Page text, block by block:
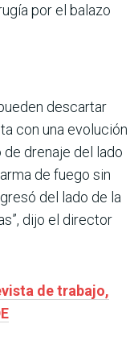
por el balazo
descartar
con una evolución
de drenaje del lado
de fuego sin
del lado de la
dijo el director
de trabajo,